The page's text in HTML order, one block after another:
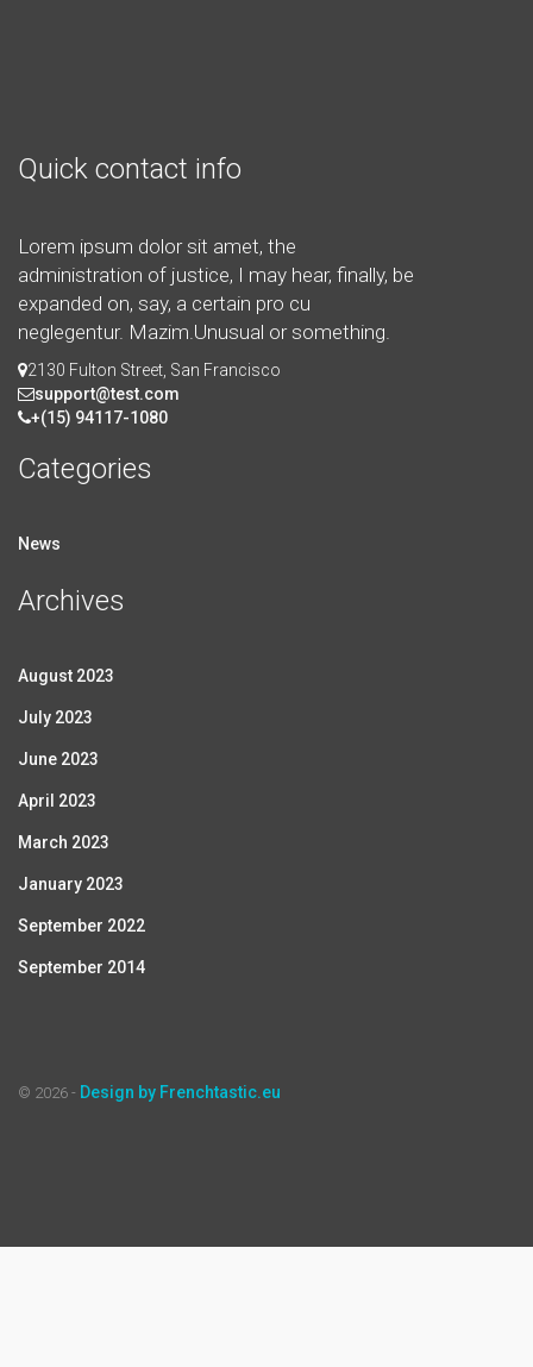
Quick contact info
Lorem ipsum dolor sit amet, the
administration of justice, I may hear, finally, be
expanded on, say, a certain pro cu
neglegentur. Mazim.Unusual or something.
2130 Fulton Street, San Francisco
support@test.com
+(15) 94117-1080
Categories
News
Archives
August 2023
July 2023
June 2023
April 2023
March 2023
January 2023
September 2022
September 2014
© 2026 - Design by Frenchtastic.eu